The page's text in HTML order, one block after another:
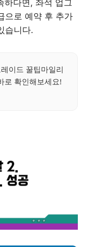
하다면, 좌석 업그
으로 예약 후 추가
습니다.
이드 꿀팁마일리
로 확인해보세요!